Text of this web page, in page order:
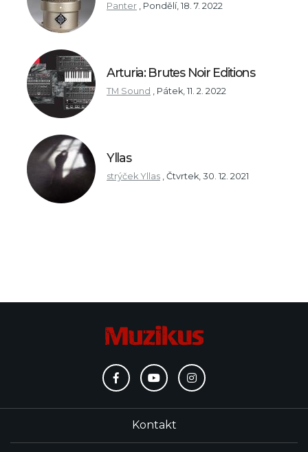
Panter , Pondělí, 18. 7. 2022
Arturia: Brutes Noir Editions
TM Sound , Pátek, 11. 2. 2022
Yllas
strýček Yllas , Čtvrtek, 30. 12. 2021
Kontakt